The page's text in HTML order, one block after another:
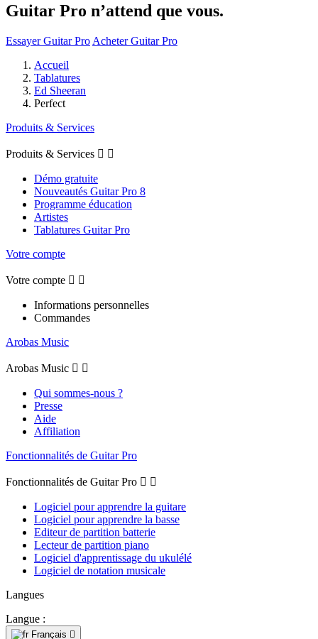
Guitar Pro n’attend que vous.
Essayer Guitar Pro Acheter Guitar Pro
Accueil
Tablatures
Ed Sheeran
Perfect
Produits & Services
Produits & Services  
Démo gratuite
Nouveautés Guitar Pro 8
Programme éducation
Artistes
Tablatures Guitar Pro
Votre compte
Votre compte  
Informations personnelles
Commandes
Arobas Music
Arobas Music  
Qui sommes-nous ?
Presse
Aide
Affiliation
Fonctionnalités de Guitar Pro
Fonctionnalités de Guitar Pro  
Logiciel pour apprendre la guitare
Logiciel pour apprendre la basse
Editeur de partition batterie
Lecteur de partition piano
Logiciel d'apprentissage du ukulélé
Logiciel de notation musicale
Langues
Langue :
Français 